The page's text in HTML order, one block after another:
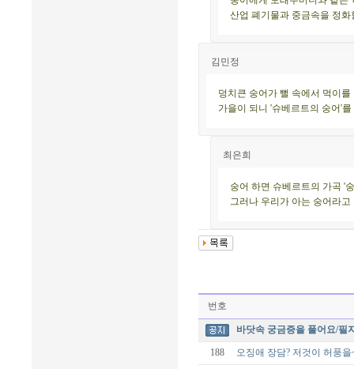
산업 폐기물과 중금속을 정
김민정
덩치큰 숭어가 뻘 속에서 먹이
가을이 되니 '슈베르트의 숭어'
최은희
숭어 하면 슈베르트의 가곡 '
그러나 우리가 아는 숭어라
번호
바닷속 궁금증을 풀어요/필
188 오징애 장담? 저것이 허풍을